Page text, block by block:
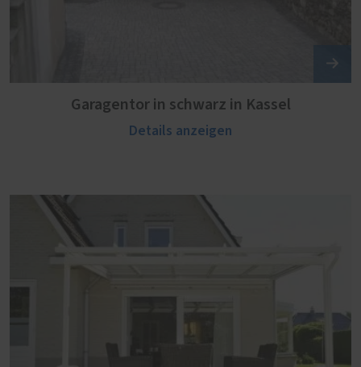
Garagentor in schwarz in Kassel
Details anzeigen